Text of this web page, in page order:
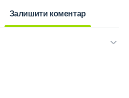
Залишити коментар